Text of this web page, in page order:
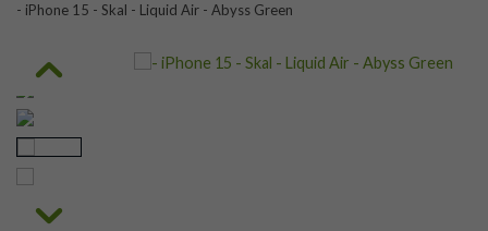
- iPhone 15 - Skal - Liquid Air - Abyss Green